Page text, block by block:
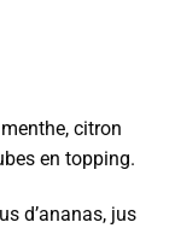
citron
en topping.
d’ananas, jus